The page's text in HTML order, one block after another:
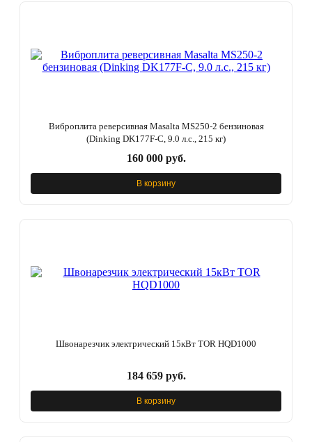
Виброплита реверсивная Masalta MS250-2 бензиновая
(Dinking DK177F-С, 9.0 л.с., 215 кг)
160 000 руб.
В корзину
Швонарезчик электрический 15кВт TOR HQD1000
184 659 руб.
В корзину